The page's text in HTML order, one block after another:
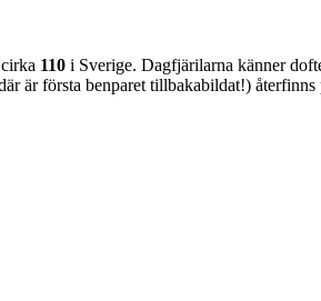
110 i Sverige. Dagfjärilarna känner
är första benparet tillbakabildat!)